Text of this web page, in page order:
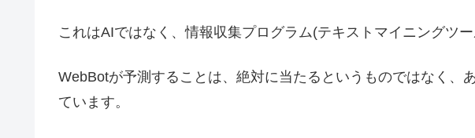
これはAIではなく、情報収集プログラム(テキストマイニングツー
WebBotが予測することは、絶対に当たるというものではなく、
ています。